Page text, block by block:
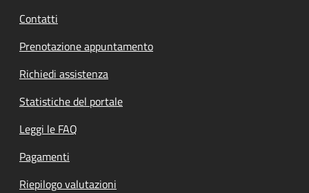
Contatti
Prenotazione appuntamento
Richiedi assistenza
Statistiche del portale
Leggi le FAQ
Pagamenti
Riepilogo valutazioni